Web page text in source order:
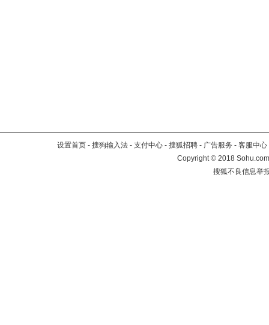
设置首页 - 搜狗输入法 - 支付中心 - 搜狐招聘 - 广告服务 - 客服中心
Copyright©2018
搜狐不良信息举